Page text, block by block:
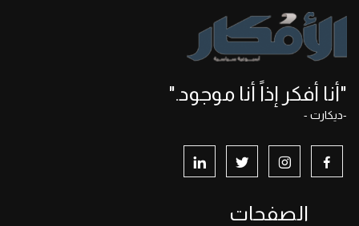
"أنا أفكر إذاً أنا موجود."
-ديكارت -
الصفحات